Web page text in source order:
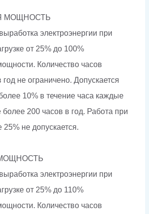
МОЩНОСТЬ
электроэнергии при
от 25% до 100%
Количество часов
год не ограничено. Допускается
10% в течение часа каждые
более 200 часов в год. Работа при
25% не допускается.
электроэнергии при
от 25% до 110%
Количество часов